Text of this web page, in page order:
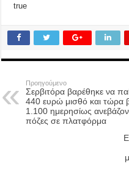
true
Προηγούμενο
Σερβιτόρα βαρέθηκε να
440 ευρώ μισθό και τώρα
1.100 ημερησίως
πόζες σε πλατφόρμα